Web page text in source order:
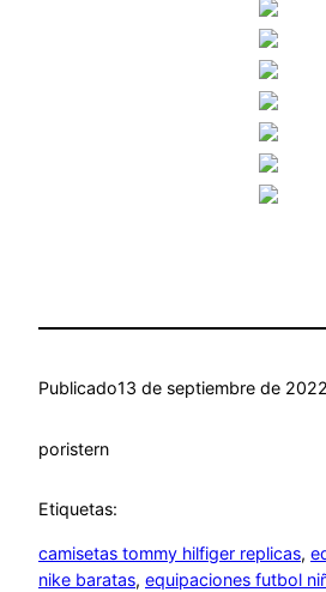
Publicado13 de septiembre de 2022
poristern
Etiquetas:
camisetas tommy hilfiger replicas,
nike baratas, equipaciones futbol